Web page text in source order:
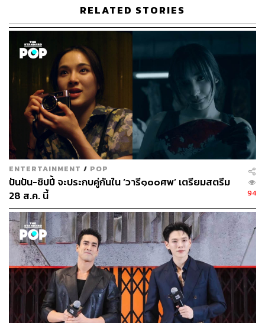
บริษัทไม่ยอมออกมาเปิดเผยตัวเลขเหล่านั้น ทั้งนี้ ความ
โปร่งใสด้านตัวเลขผู้ใช้งานนั้นถือเป็นเรื่องสำคัญไม่เเพ้ผล
ประกอบการรวม ที่จะเป็นตัวกำหนดดวงชะตาของธุรกิจว่าจะ
รอดหรือจะร่วง ซึ่งการที่บางบริษัทเลือกแสดงท่าทีคลุมเครือ
เช่นนี้อาจมีนัยสำคัญที่จะส่งผลกระทบต่ออนาคตของบริษัทก็
เป็นได้
CNBC ได้รวบรวมโฉมหน้าข้อมูลจำนวนผู้ใช้งานและ
ARPU (อ้างอิงจากรายงานผลประกอบการไตรมาสล่าสุด)
ของผู้เล่นบางส่วนของตลาดสตรีมมิง มีดังนี้
เริ่มกันที่ Netflix เจ้าตลาดสตรีมมิงที่ขึ้นชื่อเรื่องความโปร่งใส
ออกมาเปิดเผยว่า ยอดผู้ใช้งานทั่วโลกมีกว่า 208 ล้านคนทั่ว
โลก และ ARPU ในสหรัฐอเมริกาและเเคนาดาอยู่ที่ 14.25
ดอลลาร์สหรัฐ (ราว 458 บาท) ทั้งนี้ Netflix เป็นแพลตฟอร์มที่
ไม่มีโฆษณา จึงไม่มีเหตุผลที่ต้องปกปิดตัวเลขทางการเงินอัน
เกี่ยวข้องในเชิงพาณิชย์
ถัดมาเป็นอาณาจักรสื่อยักษ์ของโลก Disney+ (รวมบริการ
Hotstar) ที่เปิดตัวสตรีมมิงมาตั้งแต่ปี 2015 แต่เพิ่งขยายมาใน
บ้านเราเมื่อเดือนที่เเล้ว มียอดผู้ใช้งานกว่า 103.6 ล้านคนทั่ว
โลก และทำ ARPU ทั่วโลก อยู่ที่ 3.99 ดอลลาร์สหรัฐ (ราว
128 บาท)
RELATED STORIES
ENTERTAINMENT / POP
ปันปัน-ชิปปี้ จะประกบคู่กันใน ‘วารี๑๐๐ศพ’ เตรียมสตรีม
28 ส.ค. นี้
94